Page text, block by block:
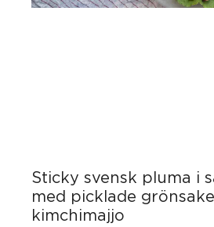
Sticky svensk pluma i
med picklade
kimchimajjo